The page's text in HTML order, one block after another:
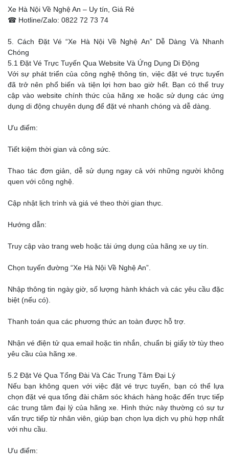
Xe Hà Nội Về Nghệ An – Uy tín, Giá Rẻ
☎ Hotline/Zalo: 0822 72 73 74
5. Cách Đặt Vé “Xe Hà Nội Về Nghệ An” Dễ Dàng Và Nhanh
Chóng
5.1 Đặt Vé Trực Tuyến Qua Website Và Ứng Dụng Di Động
Với sự phát triển của công nghệ thông tin, việc đặt vé trực tuyến
đã trở nên phổ biến và tiện lợi hơn bao giờ hết. Bạn có thể truy
cập vào website chính thức của hãng xe hoặc sử dụng các ứng
dụng di động chuyên dụng để đặt vé nhanh chóng và dễ dàng.
Ưu điểm:
Tiết kiệm thời gian và công sức.
Thao tác đơn giản, dễ sử dụng ngay cả với những người không
quen với công nghệ.
Cập nhật lịch trình và giá vé theo thời gian thực.
Hướng dẫn:
Truy cập vào trang web hoặc tải ứng dụng của hãng xe uy tín.
Chọn tuyến đường “Xe Hà Nội Về Nghệ An”.
Nhập thông tin ngày giờ, số lượng hành khách và các yêu cầu đặc
biệt (nếu có).
Thanh toán qua các phương thức an toàn được hỗ trợ.
Nhận vé điện tử qua email hoặc tin nhắn, chuẩn bị giấy tờ tùy theo
yêu cầu của hãng xe.
5.2 Đặt Vé Qua Tổng Đài Và Các Trung Tâm Đại Lý
Nếu bạn không quen với việc đặt vé trực tuyến, bạn có thể lựa
chọn đặt vé qua tổng đài chăm sóc khách hàng hoặc đến trực tiếp
các trung tâm đại lý của hãng xe. Hình thức này thường có sự tư
vấn trực tiếp từ nhân viên, giúp bạn chọn lựa dịch vụ phù hợp nhất
với nhu cầu.
Ưu điểm: